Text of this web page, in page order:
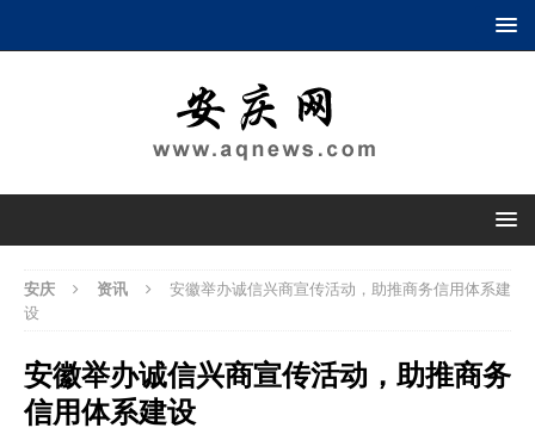
安庆 资讯
安徽举办诚信兴商宣传活动，助推商务信用体系建
设
安徽举办诚信兴商宣传活动，助推商务
信用体系建设